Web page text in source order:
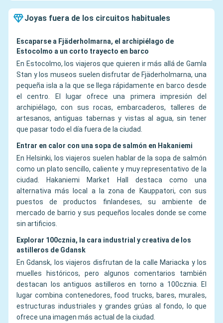
Joyas fuera de los circuitos habituales
Escaparse a Fjäderholmarna, el archipiélago de
Estocolmo a un corto trayecto en barco
En Estocolmo, los viajeros que quieren ir más allá de Gamla
Stan y los museos suelen disfrutar de Fjäderholmarna, una
pequeña isla a la que se llega rápidamente en barco desde
el centro. El lugar ofrece una primera impresión del
archipiélago, con sus rocas, embarcaderos, talleres de
artesanos, antiguas tabernas y vistas al agua, sin tener
que pasar todo el día fuera de la ciudad.
Entrar en calor con una sopa de salmón en Hakaniemi
En Helsinki, los viajeros suelen hablar de la sopa de salmón
como un plato sencillo, caliente y muy representativo de la
ciudad. Hakaniemi Market Hall destaca como una
alternativa más local a la zona de Kauppatori, con sus
puestos de productos finlandeses, su ambiente de
mercado de barrio y sus pequeños locales donde se come
sin artificios.
Explorar 100cznia, la cara industrial y creativa de los
astilleros de Gdansk
En Gdansk, los viajeros disfrutan de la calle Mariacka y los
muelles históricos, pero algunos comentarios también
destacan los antiguos astilleros en torno a 100cznia. El
lugar combina contenedores, food trucks, bares, murales,
estructuras industriales y grandes grúas al fondo, lo que
ofrece una imagen más actual de la ciudad.